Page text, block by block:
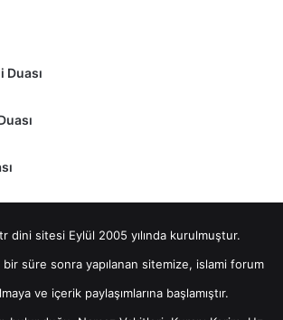
Duası
dini sitesi Eylül 2005 yılında kurulmuştur.
bir süre sonra yapılanan sitemize, islami forum
ve içerik paylaşımlarına başlamıştır.